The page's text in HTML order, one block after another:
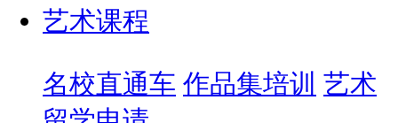
艺术课程
名校直通车 作品集培训 艺术